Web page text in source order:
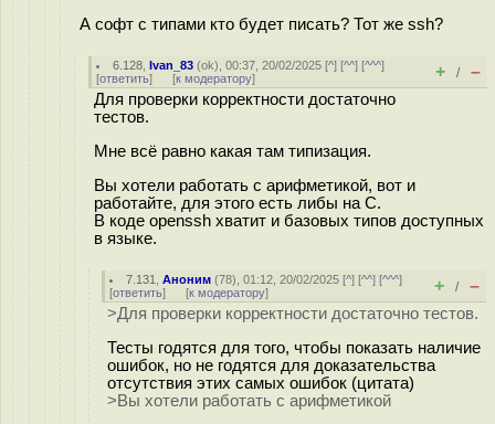
А софт с типами кто будет писать? Тот же ssh?
6.128 ,Ivan_83 (ok), 00:37, 20/02/2025 [^] [^^] [^^^]
[ответить] [к модератору] + / –
Для проверки корректности достаточно
тестов.
Мне всё равно какая там типизация.
Вы хотели работать с арифметикой, вот и
работайте, для этого есть либы на С.
В коде openssh хватит и базовых типов доступных
в языке.
7.131 ,Аноним (78), 01:12, 20/02/2025 [^] [^^] [^^^]
[ответить] [к модератору] + / –
>Для проверки корректности достаточно тестов.
Тесты годятся для того, чтобы показать наличие
ошибок, но не годятся для доказательства
отсутствия этих самых ошибок (цитата)
>Вы хотели работать с арифметикой